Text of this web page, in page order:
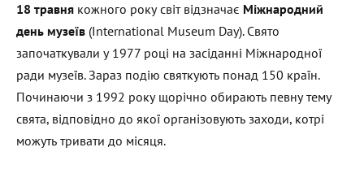
18 травня кожного року світ відзначає Міжнародний
день музеїв (International Museum Day). Свято
започаткували у 1977 році на засіданні Міжнародної
ради музеїв. Зараз подію святкують понад 150 країн.
Починаючи з 1992 року щорічно обирають певну тему
свята, відповідно до якої організовують заходи, котрі
можуть тривати до місяця.